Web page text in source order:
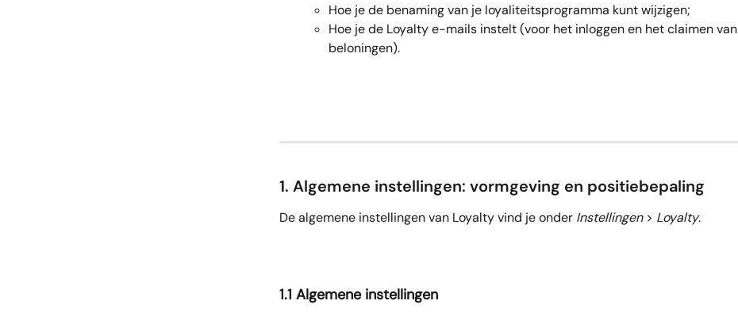
Hoe je de benaming van je loyaliteitsprogramma kunt wijzigen;
Hoe je de Loyalty e-mails instelt (voor het inloggen en het claimen van
beloningen).
1. Algemene instellingen: vormgeving en positiebepaling
De algemene instellingen van Loyalty vind je onder Instellingen > Loyalty.
1.1 Algemene instellingen